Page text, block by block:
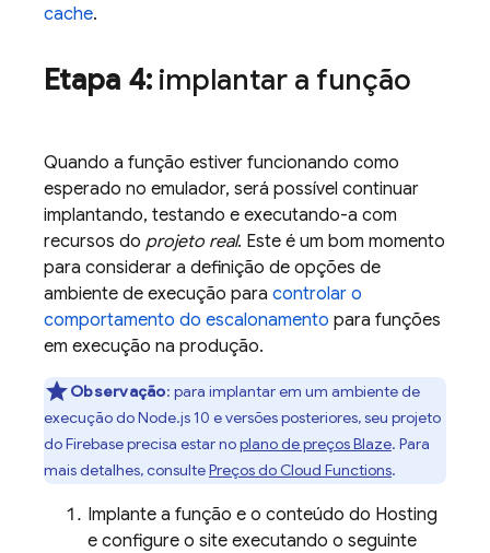
cache.
Etapa 4: implantar a função
Quando a função estiver funcionando como
esperado no emulador, será possível continuar
implantando, testando e executando-a com
recursos do projeto real. Este é um bom momento
para considerar a definição de opções de
ambiente de execução para controlar o
comportamento do escalonamento para funções
em execução na produção.
Observação: para implantar em um ambiente de
execução do Node.js 10 e versões posteriores, seu projeto
do Firebase precisa estar noplano de preços Blaze. Para
mais detalhes, consultePreços do Cloud Functions.
Implante a função e o conteúdo do Hosting
e configure o site executando o seguinte